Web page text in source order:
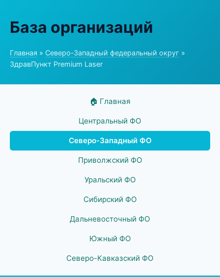
База организаций
Главная » Северо-Западный федеральный округ »
ЗдравПункт Premium Laser
🏠 Главная
Центральный ФО
Северо-Западный ФО
Приволжский ФО
Уральский ФО
Сибирский ФО
Дальневосточный ФО
Южный ФО
Северо-Кавказский ФО